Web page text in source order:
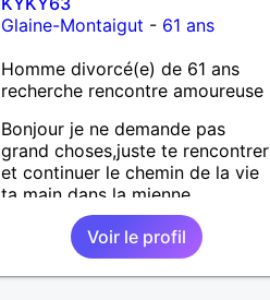
Glaine-Montaigut - 61 ans
Homme divorcé(e) de 61 ans
recherche rencontre amoureuse
Bonjour je ne demande pas
grand choses,juste te rencontrer
et continuer le chemin de la vie
ta main dans la mienne
Voir le profil